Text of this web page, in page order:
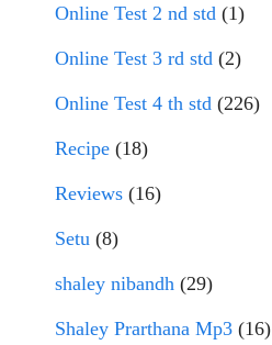
Online Test 2 nd std (1)
Online Test 3 rd std (2)
Online Test 4 th std (226)
Recipe (18)
Reviews (16)
Setu (8)
shaley nibandh (29)
Shaley Prarthana Mp3 (16)